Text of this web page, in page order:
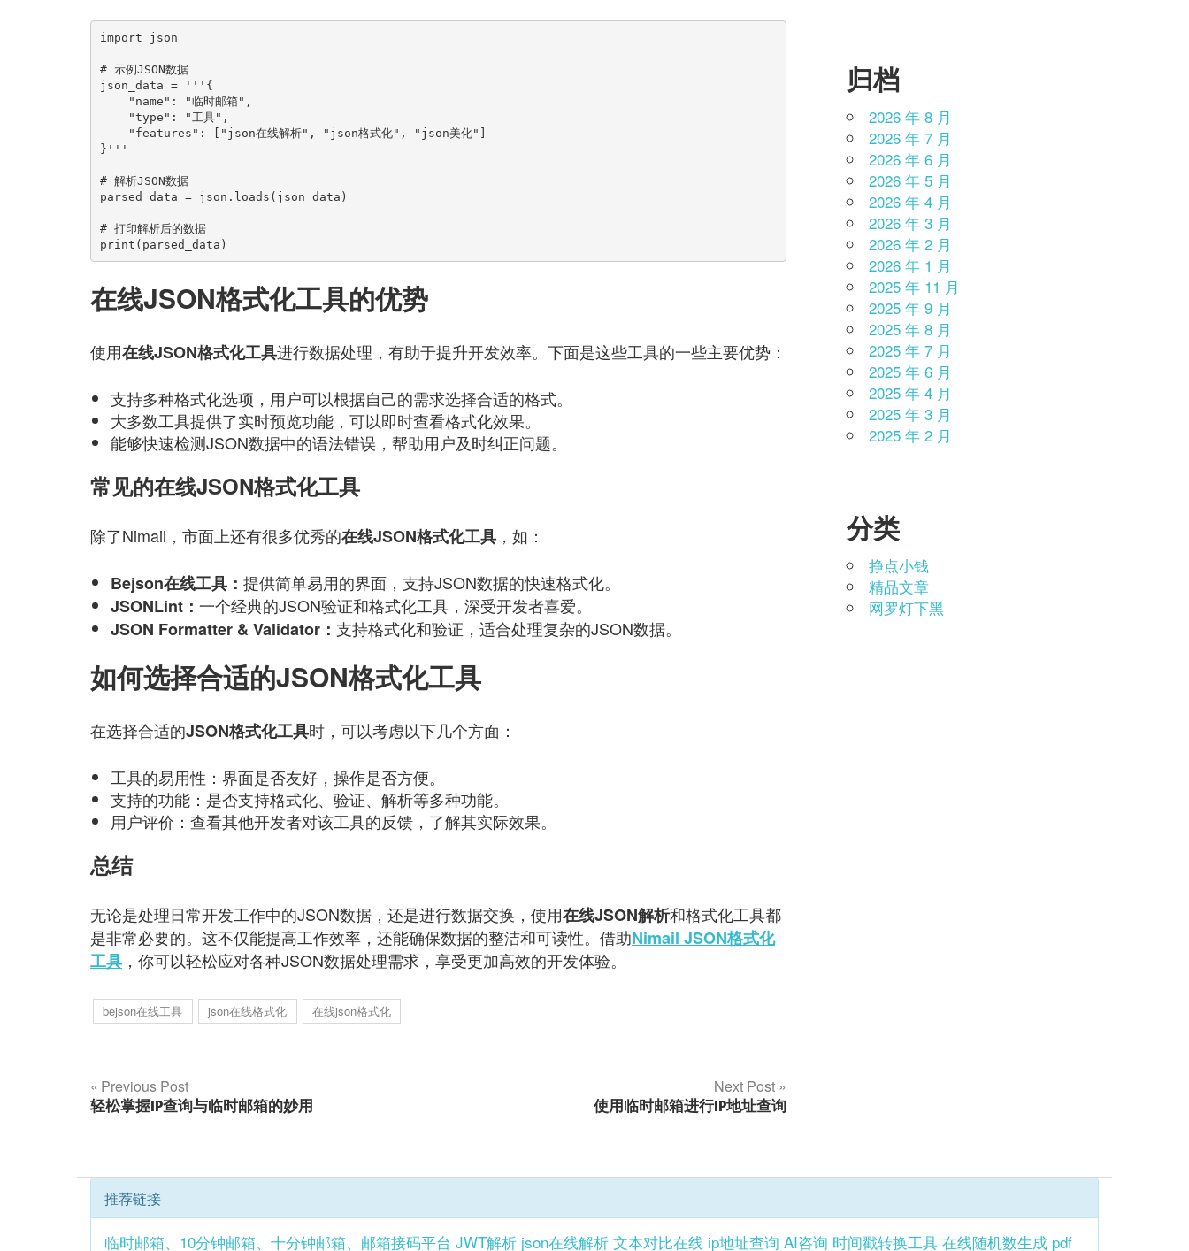
import json
# 示例JSON数据
json_data = '''{
}'''
# 解析JSON数据
parsed_data = json.loads(json_data)
# 打印解析后的数据
print(parsed_data)
在线JSON格式化工具的优势
使用在线JSON格式化工具进行数据处理，有助于提升开发效率。下面是这些工具的一些主要优势：
支持多种格式化选项，用户可以根据自己的需求选择合适的格式。
大多数工具提供了实时预览功能，可以即时查看格式化效果。
能够快速检测JSON数据中的语法错误，帮助用户及时纠正问题。
常见的在线JSON格式化工具
除了Nimail，市面上还有很多优秀的在线JSON格式化工具 ，如：
Bejson在线工具： 提供简单易用的界面，支持JSON数据的快速格式化。
JSONLint： 一个经典的JSON验证和格式化工具，深受开发者喜爱。
JSON Formatter & Validator： 支持格式化和验证，适合处理复杂的JSON数据。
如何选择合适的JSON格式化工具
在选择合适的JSON格式化工具时，可以考虑以下几个方面：
工具的易用性：界面是否友好，操作是否方便。
支持的功能：是否支持格式化、验证、解析等多种功能。
用户评价：查看其他开发者对该工具的反馈，了解其实际效果。
总结
无论是处理日常开发工作中的JSON数据，还是进行数据交换，使用在线JSON解析和格式化工具都
是非常必要的。这不仅能提高工作效率，还能确保数据的整洁和可读性。借助Nimail JSON格式化
工具 ，你可以轻松应对各种JSON数据处理需求，享受更加高效的开发体验。
bejson在线工具 json在线格式化 在线json格式化
文
导
航
Previous Post
轻松掌握IP查询与临时邮箱的妙用
Next Post
使用临时邮箱进行IP地址查询
归档
2026 年 8 月
2026 年 7 月
2026 年 6 月
2026 年 5 月
2026 年 4 月
2026 年 3 月
2026 年 2 月
2026 年 1 月
2025 年 11 月
2025 年 9 月
2025 年 8 月
2025 年 7 月
2025 年 6 月
2025 年 4 月
2025 年 3 月
2025 年 2 月
分类
挣点小钱
精品文章
网罗灯下黑
推荐链接
临时邮箱、10分钟邮箱、十分钟邮箱、邮箱接码平台 JWT解析 json在线解析 文本对比在线 ip地址查询 AI咨询 时间戳转换工具 在线随机数生成 pdf